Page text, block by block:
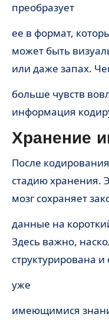
преобразует
ее в формат,
может быть
или даже запах.
больше чувств
информация
Хранение
После
стадию хранения.
мозг сохраняет
данные на
Здесь важно,
структурирована и
уже
имеющимися